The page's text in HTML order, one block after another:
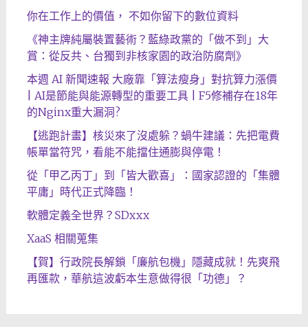
你在工作上的價值， 不如你留下的數位資料
《神主牌純屬裝置藝術？藍綠政黨的「做不到」大
賞：從反共、台獨到非核家園的政治防腐劑》
本週 AI 新聞速報 大廠靠「算法瘦身」對抗算力漲價
| AI是節能與能源轉型的重要工具 | F5修補存在18年
的Nginx重大漏洞?
【逃跑計畫】核災來了沒處躲？蝸牛建議：先把電費
帳單當符咒，看能不能擋住通膨與停電！
從「甲乙丙丁」到「皆大歡喜」：國家認證的「集體
平庸」時代正式降臨！
軟體定義全世界？SDxxx
XaaS 相關蒐集
【賀】行政院長解鎖「廉航包機」隱藏成就！先爽飛
再匯款，華航這波虧本生意做得很「功德」？